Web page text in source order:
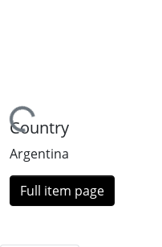
Country
Argentina
Full item page